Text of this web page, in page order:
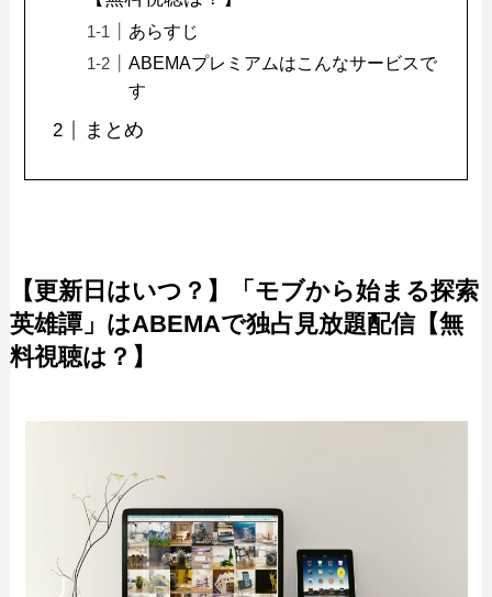
あらすじ
ABEMAプレミアムはこんなサービスで
す
まとめ
【更新日はいつ？】「モブから始まる探索
英雄譚」はABEMAで独占見放題配信【無
料視聴は？】